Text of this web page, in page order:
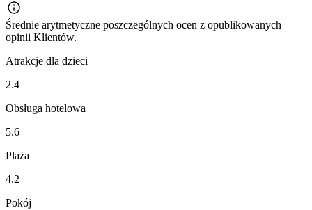
Średnie arytmetyczne poszczególnych ocen z opublikowanych
opinii Klientów.
Atrakcje dla dzieci
2.4
Obsługa hotelowa
5.6
Plaża
4.2
Pokój